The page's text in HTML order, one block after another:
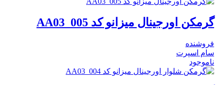
گرمکن اورجینال میزانو کد AA03_005
فروشنده
سام اسپرت
ناموجود